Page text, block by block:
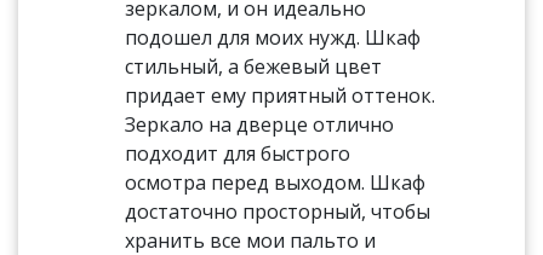
зеркалом, и он идеально
подошел для моих нужд. Шкаф
стильный, а бежевый цвет
придает ему приятный оттенок.
Зеркало на дверце отлично
подходит для быстрого
осмотра перед выходом. Шкаф
достаточно просторный, чтобы
хранить все мои пальто и